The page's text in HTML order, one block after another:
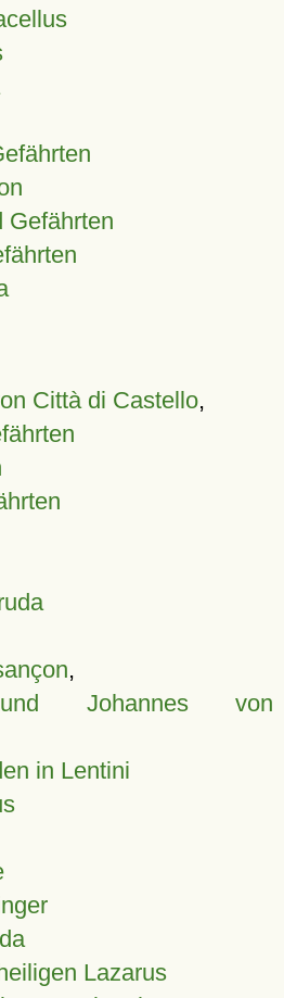
Gefährten
Città di Castello,
,
Johannes von
in Lentini
Lazarus